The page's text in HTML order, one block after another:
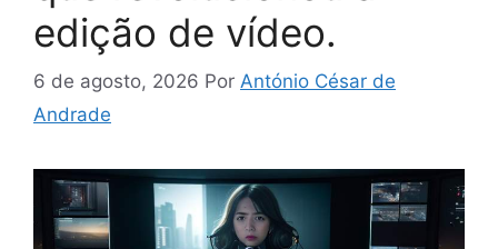
edição de vídeo.
6 de agosto, 2026 Por António César de
Andrade